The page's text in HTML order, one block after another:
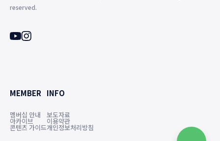
reserved.
MEMBER
멤버십 안내
아카이브
콘텐츠 가이드
INFO
보도자료
이용약관
개인정보처리방침